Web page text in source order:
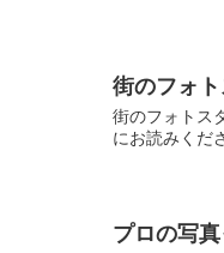
街のフォト
街のフォトス
にお読みくだ
プロの写